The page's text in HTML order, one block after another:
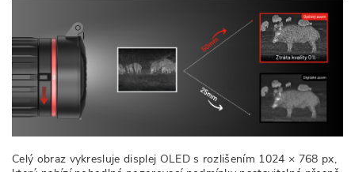
Celý obraz vykresluje displej OLED s rozlišením 1024 × 768 px,